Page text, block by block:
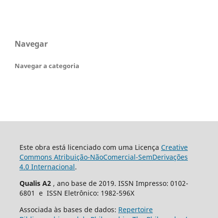
Navegar
Navegar a categoria
Este obra está licenciado com uma Licença Creative
Commons Atribuição-NãoComercial-SemDerivações
4.0 Internacional.
Qualis A2 , ano base de 2019. ISSN Impresso: 0102-
6801 e ISSN Eletrônico: 1982-596X
Associada às bases de dados: Repertoire